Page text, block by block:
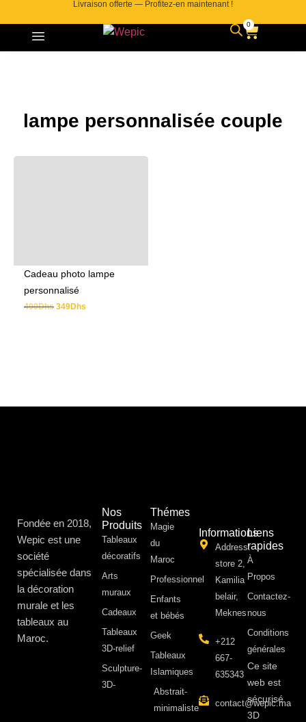
Livraison offerte — Profitez-en maintenant !
0
lampe personnalisée couple
Cadeau photo lampe
personnalisé
400Dhs 349Dhs
Fondée en 2018,
Wepic est une
société
spécialisée dans
la décoration
murale et les
tableaux au
Maroc.
Nos
Produits
Tableaux
décoratifs
Arts
muraux
Cadeaux
Tableaux
3D-relief
Sculpture-
3D-
Thémes
Magie
du
Maroc
Professionnel
Enfants
et bébés
Geek
Tableaux
Islamiques
Abstrait-
minimaliste
Informations
Address:
store 2,
Kamilia
belair,
Meknes
+212
667-
635343
contact@wepic.ma
Liens
rapides
À
Propos ​
Contactez-
nous
Conditions
générales
Ce site
web est
sécurisé
3D